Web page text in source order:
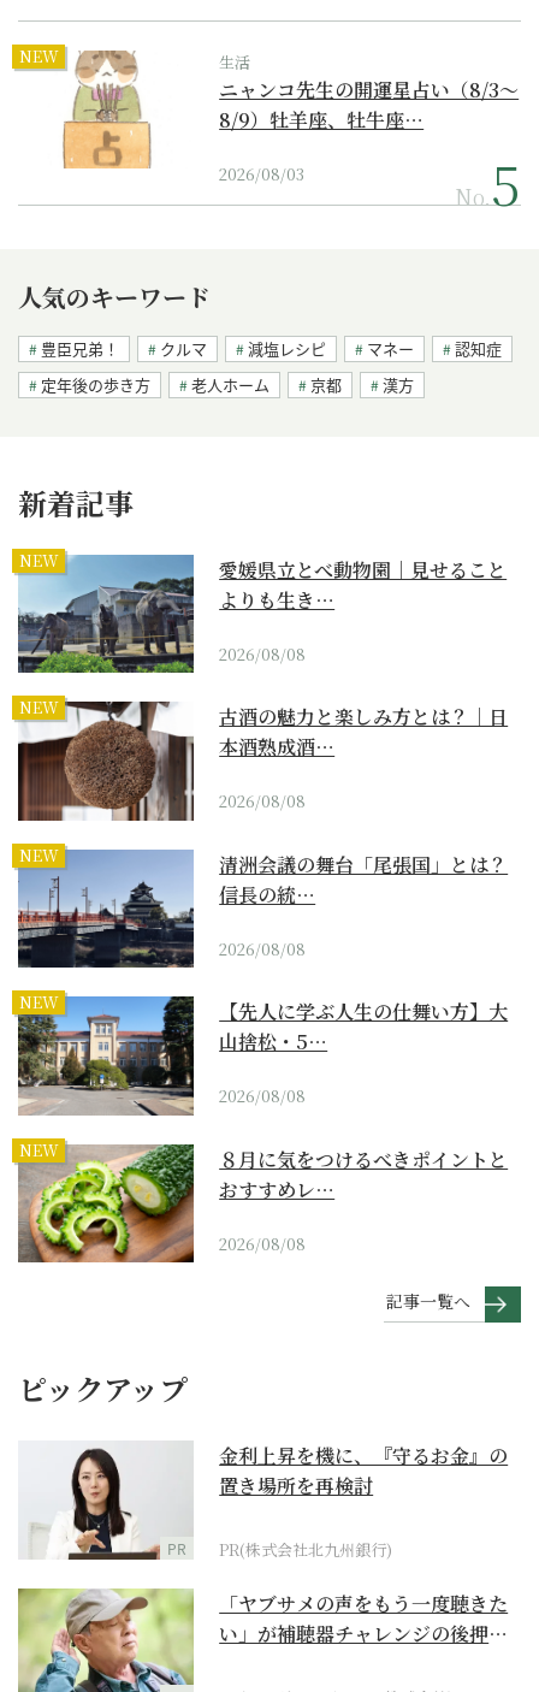
NEW 生活
ニャンコ先生の開運星占い（8/3～
8/9）牡羊座、牡牛座…
2026/08/03
No.
人気のキーワード
豊臣兄弟！ クルマ 減塩レシピ マネー
認知症
定年後の歩き方
老人ホーム 京都 漢方
新着記事
NEW
愛媛県立とべ動物園｜見せること
よりも生き…
2026/08/08
NEW
古酒の魅力と楽しみ方とは？｜日
本酒熟成酒…
2026/08/08
NEW
清洲会議の舞台「尾張国」とは？
信長の統…
2026/08/08
NEW
【先人に学ぶ人生の仕舞い方】大
山捨松・5…
2026/08/08
NEW
８月に気をつけるべきポイントと
おすすめレ…
2026/08/08
記事一覧へ
ピックアップ
PR
金利上昇を機に、『守るお金』の
置き場所を再検討
PR(株式会社北九州銀行)
「ヤブサメの声をもう一度聴きた
い」が補聴器チャレンジの後押し